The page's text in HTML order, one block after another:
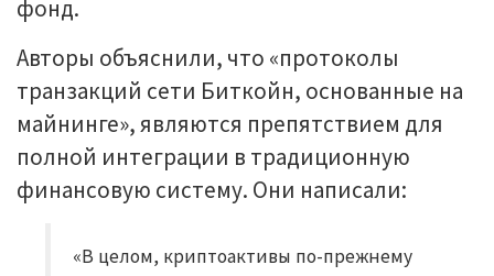
фонд.
Авторы объяснили, что «протоколы
транзакций сети Биткойн, основанные на
майнинге», являются препятствием для
полной интеграции в традиционную
финансовую систему. Они написали:
«В целом, криптоактивы по-прежнему